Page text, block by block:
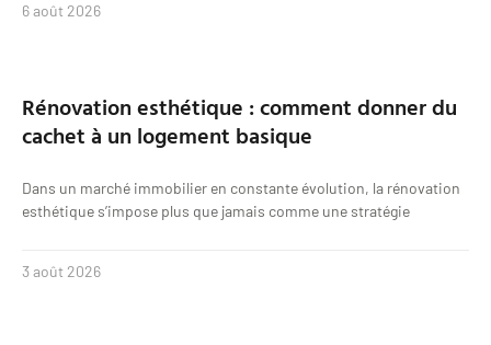
6 août 2026
Rénovation esthétique : comment donner du
cachet à un logement basique
Dans un marché immobilier en constante évolution, la rénovation
esthétique s’impose plus que jamais comme une stratégie
3 août 2026